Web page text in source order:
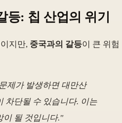
등: 칩 산업의 위기
지만, 중국과의 갈등이 큰 위험
제가 발생하면 대만산
차단될 수 있습니다. 이는
이 될 것입니다."